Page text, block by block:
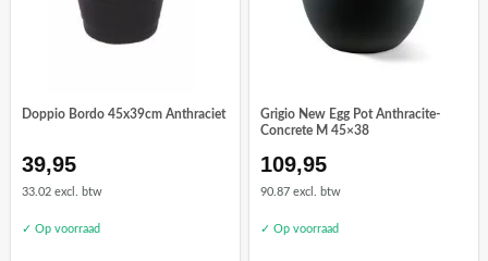
Doppio Bordo 45x39cm Anthraciet
39,95
33.02 excl. btw
✓ Op voorraad
Grigio New Egg Pot Anthracite-
Concrete M 45×38
109,95
90.87 excl. btw
✓ Op voorraad